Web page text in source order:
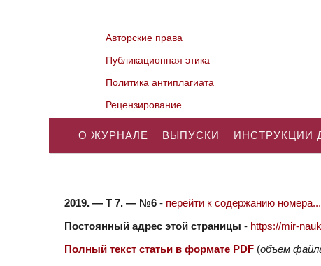
Авторские права
Публикационная этика
Политика антиплагиата
Рецензирование
О ЖУРНАЛЕ ВЫПУСКИ ИНСТРУКЦИИ
2019. — Т 7. — №6 - перейти к содержанию номера...
Постоянный адрес этой страницы - https://mir-
Полный текст статьи в формате PDF (объем